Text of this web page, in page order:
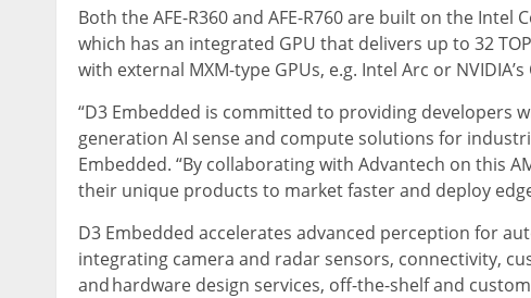
Both the AFE-R360 and AFE-R760 are built on the
which has an integrated GPU that delivers up to 32
with external MXM-type GPUs, e.g. Intel Arc or
“D3 Embedded is committed to providing developers
generation AI sense and compute solutions for
Embedded. “By collaborating with Advantech on this
their unique products to market faster and deploy
D3 Embedded accelerates advanced perception for
integrating camera and radar sensors, connectivity,
and hardware design services, off-the-shelf and